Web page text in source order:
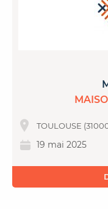
TOULOUSE
19 mai 2025